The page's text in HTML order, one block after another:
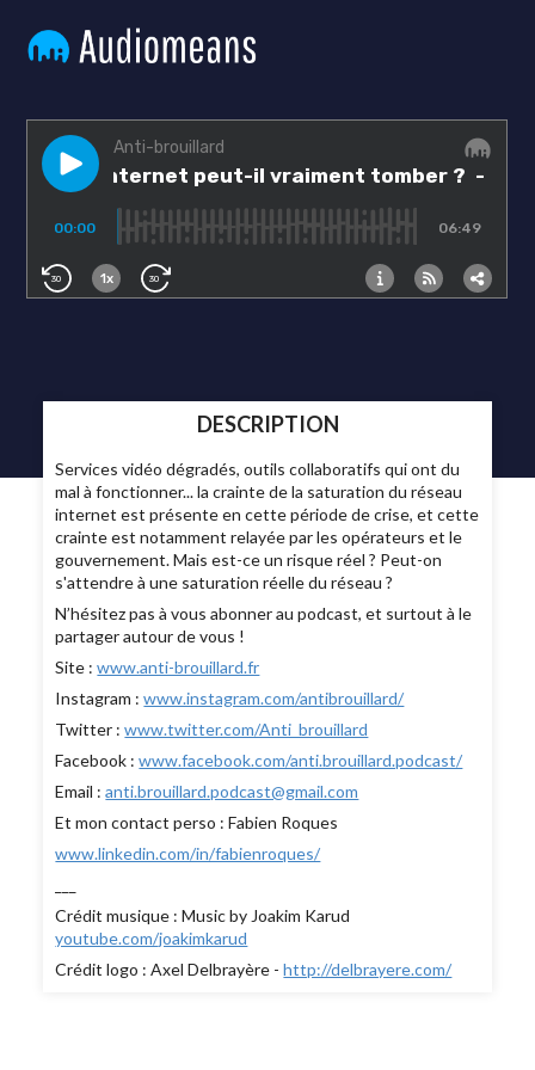
DESCRIPTION
Services vidéo dégradés, outils collaboratifs qui ont du
mal à fonctionner... la crainte de la saturation du réseau
internet est présente en cette période de crise, et cette
crainte est notamment relayée par les opérateurs et le
gouvernement. Mais est-ce un risque réel ? Peut-on
s'attendre à une saturation réelle du réseau ?
N’hésitez pas à vous abonner au podcast, et surtout à le
partager autour de vous !
Site :www.anti-brouillard.fr
Instagram :www.instagram.com/antibrouillard/
Twitter :www.twitter.com/Anti_brouillard
Facebook :www.facebook.com/anti.brouillard.podcast/
Email :anti.brouillard.podcast@gmail.com
Et mon contact perso : Fabien Roques
www.linkedin.com/in/fabienroques/
Crédit musique : Music by Joakim Karud
youtube.com/joakimkarud
Crédit logo : Axel Delbrayère -http://delbrayere.com/